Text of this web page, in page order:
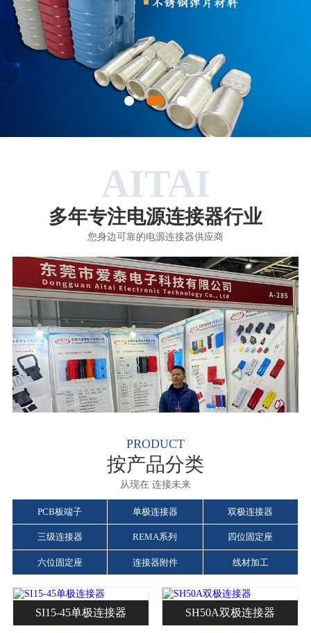
AITAI
多年专注电源连接器行业
您身边可靠的电源连接器供应商
PRODUCT
按产品分类
从现在 连接未来
PCB板端子 单极连接器 双极连接器
三级连接器 REMA系列 四位固定座
六位固定座 连接器附件 线材加工
SI15-45单极连接器 SH50A双极连接器